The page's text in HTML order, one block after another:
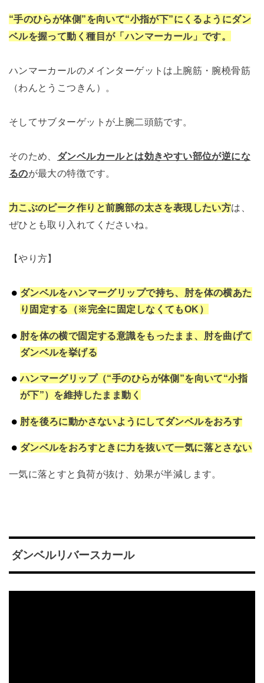
“手のひらが体側”を向いて“小指が下”にくるようにダン
ベルを握って動く種目が「ハンマーカール」です。
ハンマーカールのメインターゲットは上腕筋・腕橈骨筋
（わんとうこつきん）。
そしてサブターゲットが上腕二頭筋です。
そのため、 ダンベルカールとは効きやすい部位が逆にな
るのが最大の特徴です。
力こぶのピーク作りと前腕部の太さを表現したい方は、
ぜひとも取り入れてくださいね。
【やり方】
ダンベルをハンマーグリップで持ち、肘を体の横あた
り固定する（※完全に固定しなくてもOK）
肘を体の横で固定する意識をもったまま、肘を曲げて
ダンベルを挙げる
ハンマーグリップ（“手のひらが体側”を向いて“小指
が下”）を維持したまま動く
肘を後ろに動かさないようにしてダンベルをおろす
ダンベルをおろすときに力を抜いて一気に落とさない
一気に落とすと負荷が抜け、効果が半減します。
ダンベルリバースカール